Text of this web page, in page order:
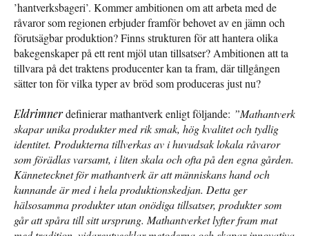
’hantverksbageri’. Kommer ambitionen om att arbeta med de
råvaror som regionen erbjuder framför behovet av en jämn och
förutsägbar produktion? Finns strukturen för att hantera olika
bakegenskaper på ett rent mjöl utan tillsatser? Ambitionen att ta
tillvara på det traktens producenter kan ta fram, där tillgången
sätter ton för vilka typer av bröd som produceras just nu?
Eldrimnerdefinierar mathantverk enligt följande: ”Mathantverk
skapar unika produkter med rik smak, hög kvalitet och tydlig
identitet. Produkterna tillverkas av i huvudsak lokala råvaror
som förädlas varsamt, i liten skala och ofta på den egna gården.
Kännetecknet för mathantverk är att människans hand och
kunnande är med i hela produktionskedjan. Detta ger
hälsosamma produkter utan onödiga tillsatser, produkter som
går att spåra till sitt ursprung. Mathantverket lyfter fram mat